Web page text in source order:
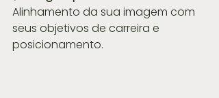
Alinhamento da sua imagem com
seus objetivos de carreira e
posicionamento.